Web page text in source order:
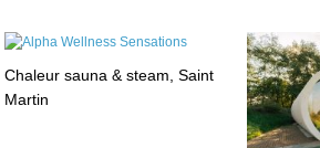
Chaleur sauna & steam, Saint
Martin